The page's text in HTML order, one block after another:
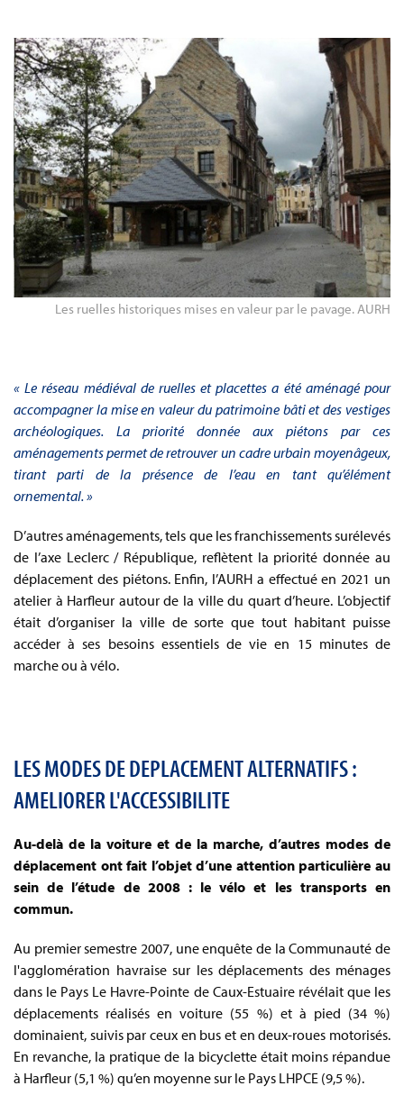
Les ruelles historiques mises en valeur par le pavage. AURH
« Le réseau médiéval de ruelles et placettes a été aménagé pour
accompagner la mise en valeur du patrimoine bâti et des vestiges
archéologiques. La priorité donnée aux piétons par ces
aménagements permet de retrouver un cadre urbain moyenâgeux,
tirant parti de la présence de l’eau en tant qu’élément
ornemental. »
D’autres aménagements, tels que les franchissements surélevés
de l’axe Leclerc / République, reflètent la priorité donnée au
déplacement des piétons. Enfin, l’AURH a effectué en 2021 un
atelier à Harfleur autour de la ville du quart d’heure. L’objectif
était d’organiser la ville de sorte que tout habitant puisse
accéder à ses besoins essentiels de vie en 15 minutes de
marche ou à vélo.
LES MODES DE DEPLACEMENT ALTERNATIFS :
AMELIORER L'ACCESSIBILITE
Au-delà de la voiture et de la marche, d’autres modes de
déplacement ont fait l’objet d’une attention particulière au
sein de l’étude de 2008 : le vélo et les transports en
commun.
Au premier semestre 2007, une enquête de la Communauté de
l'agglomération havraise sur les déplacements des ménages
dans le Pays Le Havre-Pointe de Caux-Estuaire révélait que les
déplacements réalisés en voiture (55 %) et à pied (34 %)
dominaient, suivis par ceux en bus et en deux-roues motorisés.
En revanche, la pratique de la bicyclette était moins répandue
à Harfleur (5,1 %) qu’en moyenne sur le Pays LHPCE (9,5 %).